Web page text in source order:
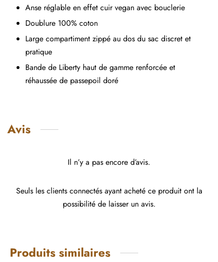
Anse réglable en effet cuir vegan avec bouclerie
Doublure 100% coton
Large compartiment zippé au dos du sac discret et
pratique
Bande de Liberty haut de gamme renforcée et
réhaussée de passepoil doré
Avis
Il n’y a pas encore d’avis.
Seuls les clients connectés ayant acheté ce produit ont la
possibilité de laisser un avis.
Produits similaires